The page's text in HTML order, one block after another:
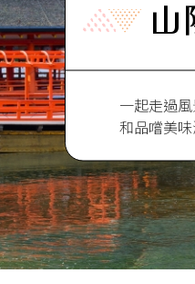
山
一起走過
和品嚐美味